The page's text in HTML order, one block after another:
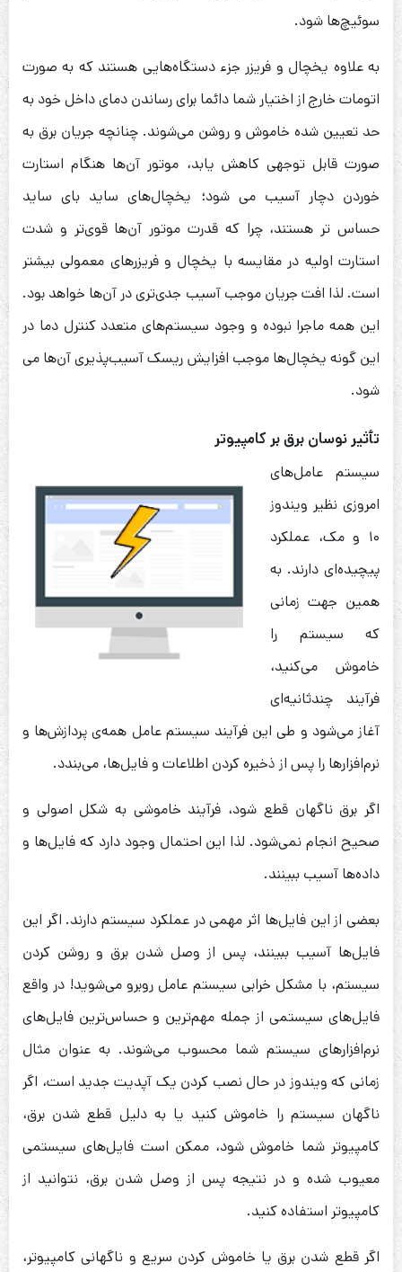
سوئیچ‌ها شود.
به علاوه یخچال و فریزر جزء دستگاه‌هایی هستند که به صورت
اتومات خارج از اختیار شما دائما برای رساندن دمای داخل خود به
حد تعیین شده خاموش و روشن می‌شوند. چنانچه جریان برق به
صورت قابل توجهی کاهش یابد، موتور آن‌ها هنگام استارت
خوردن دچار آسیب می شود؛ یخچال‌های ساید بای ساید
حساس تر هستند، چرا که قدرت موتور آن‌ها قوی‌‎تر و شدت
استارت اولیه در مقایسه با یخچال و فریزرهای معمولی بیشتر
است. لذا افت جریان موجب آسیب جدی‌تری در آن‌ها خواهد بود.
این همه ماجرا نبوده و وجود سیستم‌های متعدد کنترل دما در
این گونه یخچال‌ها موجب افزایش ریسک آسیب‌پذیری آن‌ها می
شود.
تأثیر نوسان برق بر کامپیوتر
سیستم عامل‌های
امروزی نظیر ویندوز
۱۰ و مک‌، عملکرد
پیچیده‌ای دارند. به
همین جهت زمانی
که سیستم را
خاموش می‌کنید،
فرآیند چندثانیه‌ای
آغاز می‌شود و طی این فرآیند سیستم عامل همه‌ی پردازش‌ها و
نرم‌افزارها را پس از ذخیره کردن اطلاعات و فایل‌ها، می‌بندد.
اگر برق ناگهان قطع شود، فرآیند خاموشی به شکل اصولی و
صحیح انجام نمی‌شود. لذا این احتمال وجود دارد که فایل‌ها و
داده‌ها آسیب ببینند.
بعضی از این فایل‌ها اثر مهمی در عملکرد سیستم دارند. اگر این
فایل‌ها آسیب ببینند، پس از وصل شدن برق و روشن کردن
سیستم، با مشکل خرابی سیستم عامل روبرو می‌شوید! در واقع
فایل‌های سیستمی از جمله مهم‌ترین و حساس‌ترین فایل‌های
نرم‌افزارهای سیستم شما محسوب می‌شوند. به عنوان مثال
زمانی که ویندوز در حال نصب کردن یک آپدیت جدید است، اگر
ناگهان سیستم را خاموش کنید یا به دلیل قطع شدن برق،
کامپیوتر شما خاموش شود، ممکن است فایل‌های سیستمی
معیوب شده و در نتیجه پس از وصل شدن برق، نتوانید از
کامپیوتر استفاده کنید.
اگر قطع شدن برق یا خاموش کردن سریع و ناگهانی کامپیوتر،